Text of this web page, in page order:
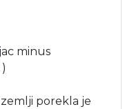
minus
porekla je